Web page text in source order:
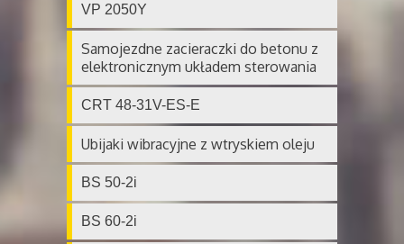
VP 2050Y
Samojezdne zacieraczki do betonu z
elektronicznym układem sterowania
CRT 48-31V-ES-E
Ubijaki wibracyjne z wtryskiem oleju
BS 50-2i
BS 60-2i